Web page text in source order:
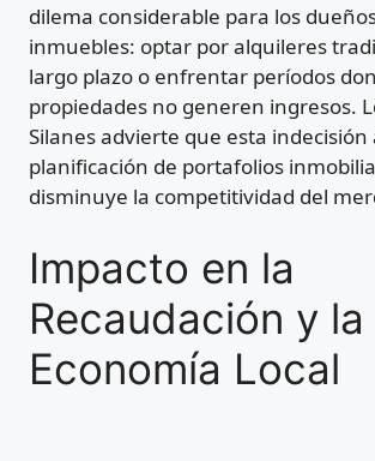
dilema considerable para los
inmuebles: optar por alquileres
largo plazo o enfrentar períodos
propiedades no generen ingresos.
Silanes advierte que esta indecisión
planificación de portafolios
disminuye la competitividad del
Impacto en la
Recaudación y la
Economía Local